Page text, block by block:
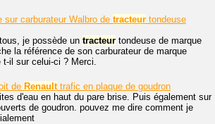
sur carburateur Walbro de tracteur tondeuse
je possède un tracteur tondeuse de marque
la référence de son carburateur de marque
t-il sur celui-ci ? Merci.
de Renaulttrafic en plaque de goudron
d'eau en haut du pare brise. Puis également sur
de goudron. pouvez me dire comment je